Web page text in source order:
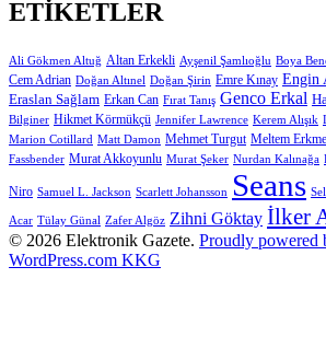
ETIKETLER
Ali Gökmen Altuğ Altan Erkekli Ayşenil Şamlıoğlu Boya
Cem Adrian Doğan Altınel Doğan Şirin Emre Kınay Engin
Eraslan Sağlam Erkan Can Fırat Tanış Genco Erkal
Bilginer Hikmet Körmükçü Jennifer Lawrence Kerem Alışık
Marion Cotillard Matt Damon Mehmet Turgut Meltem
Fassbender Murat Akkoyunlu Murat Şeker Nurdan Kalınağa
Niro Samuel L. Jackson Scarlett Johansson Seans
Acar Tülay Günal Zafer Algöz Zihni Göktay İlker
© 2026 Elektronik Gazete. Proudly powered
WordPress.com KKG